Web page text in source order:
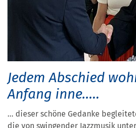
Jedem Abschied
Anfang inne.....
... dieser schöne Gedanke
die von swingender Jazzmusik